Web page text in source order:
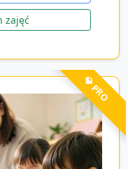
zajęć
💎 PRO